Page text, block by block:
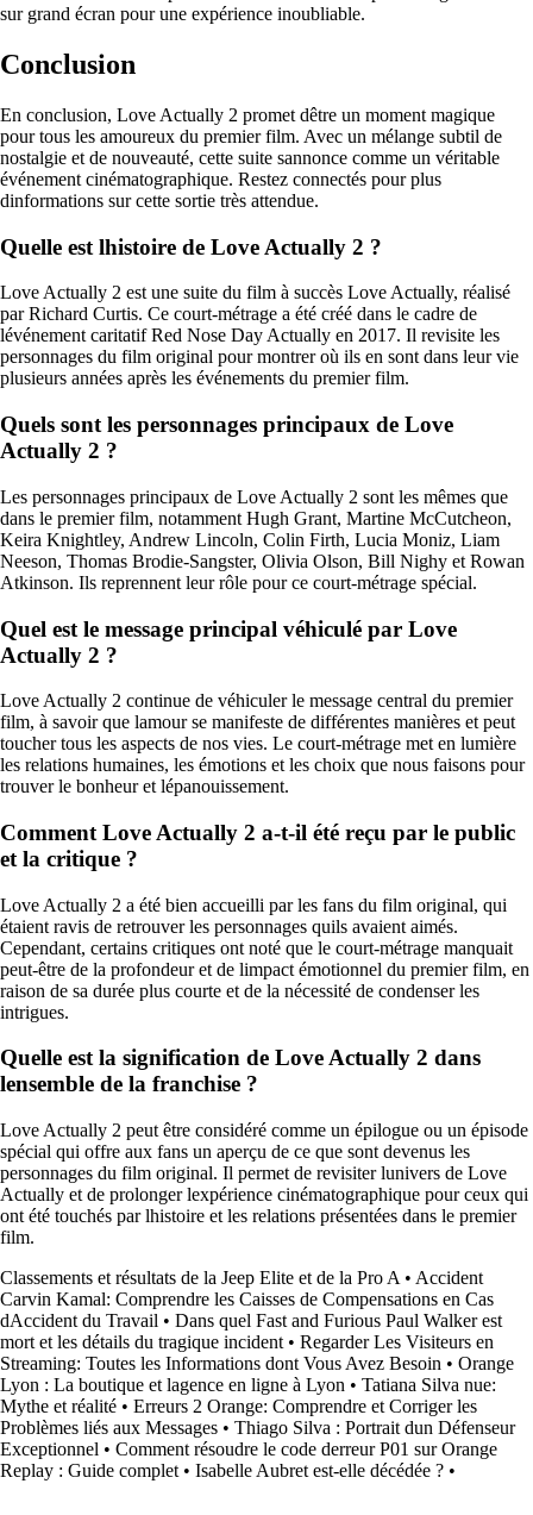
sur grand écran pour une expérience inoubliable.
Conclusion
En conclusion, Love Actually 2 promet dêtre un moment magique
pour tous les amoureux du premier film. Avec un mélange subtil de
nostalgie et de nouveauté, cette suite sannonce comme un véritable
événement cinématographique. Restez connectés pour plus
dinformations sur cette sortie très attendue.
Quelle est lhistoire de Love Actually 2 ?
Love Actually 2 est une suite du film à succès Love Actually, réalisé
par Richard Curtis. Ce court-métrage a été créé dans le cadre de
lévénement caritatif Red Nose Day Actually en 2017. Il revisite les
personnages du film original pour montrer où ils en sont dans leur vie
plusieurs années après les événements du premier film.
Quels sont les personnages principaux de Love
Actually 2 ?
Les personnages principaux de Love Actually 2 sont les mêmes que
dans le premier film, notamment Hugh Grant, Martine McCutcheon,
Keira Knightley, Andrew Lincoln, Colin Firth, Lucia Moniz, Liam
Neeson, Thomas Brodie-Sangster, Olivia Olson, Bill Nighy et Rowan
Atkinson. Ils reprennent leur rôle pour ce court-métrage spécial.
Quel est le message principal véhiculé par Love
Actually 2 ?
Love Actually 2 continue de véhiculer le message central du premier
film, à savoir que lamour se manifeste de différentes manières et peut
toucher tous les aspects de nos vies. Le court-métrage met en lumière
les relations humaines, les émotions et les choix que nous faisons pour
trouver le bonheur et lépanouissement.
Comment Love Actually 2 a-t-il été reçu par le public
et la critique ?
Love Actually 2 a été bien accueilli par les fans du film original, qui
étaient ravis de retrouver les personnages quils avaient aimés.
Cependant, certains critiques ont noté que le court-métrage manquait
peut-être de la profondeur et de limpact émotionnel du premier film, en
raison de sa durée plus courte et de la nécessité de condenser les
intrigues.
Quelle est la signification de Love Actually 2 dans
lensemble de la franchise ?
Love Actually 2 peut être considéré comme un épilogue ou un épisode
spécial qui offre aux fans un aperçu de ce que sont devenus les
personnages du film original. Il permet de revisiter lunivers de Love
Actually et de prolonger lexpérience cinématographique pour ceux qui
ont été touchés par lhistoire et les relations présentées dans le premier
film.
Classements et résultats de la Jeep Elite et de la Pro A • Accident
Carvin Kamal: Comprendre les Caisses de Compensations en Cas
dAccident du Travail • Dans quel Fast and Furious Paul Walker est
mort et les détails du tragique incident • Regarder Les Visiteurs en
Streaming: Toutes les Informations dont Vous Avez Besoin • Orange
Lyon : La boutique et lagence en ligne à Lyon • Tatiana Silva nue:
Mythe et réalité • Erreurs 2 Orange: Comprendre et Corriger les
Problèmes liés aux Messages • Thiago Silva : Portrait dun Défenseur
Exceptionnel • Comment résoudre le code derreur P01 sur Orange
Replay : Guide complet • Isabelle Aubret est-elle décédée ? •